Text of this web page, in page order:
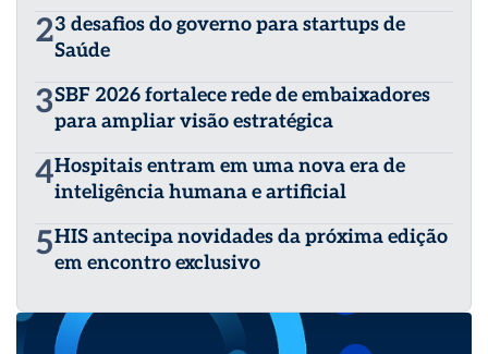
23 desafios do governo para startups de
Saúde
3SBF 2026 fortalece rede de embaixadores
para ampliar visão estratégica
4Hospitais entram em uma nova era de
inteligência humana e artificial
5HIS antecipa novidades da próxima edição
em encontro exclusivo